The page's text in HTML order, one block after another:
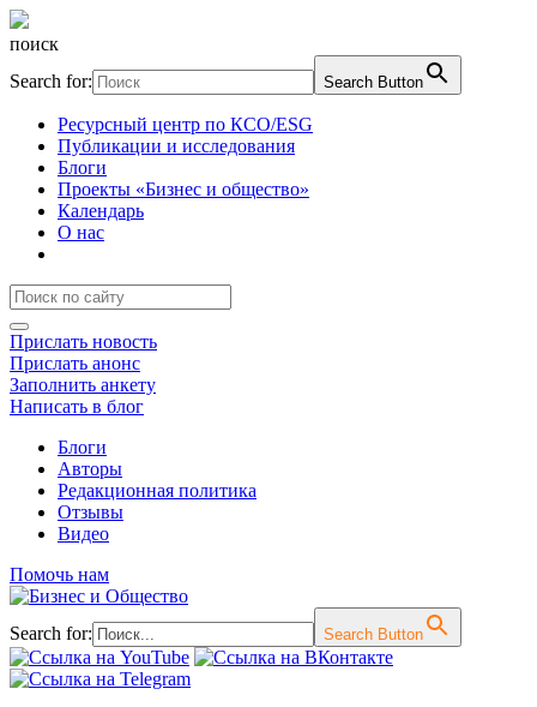
поиск
Search for:
Search Button
Ресурсный центр по КСО/ESG
Публикации и исследования
Блоги
Проекты «Бизнес и общество»
Календарь
О нас
Прислать новость
Прислать анонс
Заполнить анкету
Написать в блог
Блоги
Авторы
Редакционная политика
Отзывы
Видео
Помочь нам
Search for: Search Button